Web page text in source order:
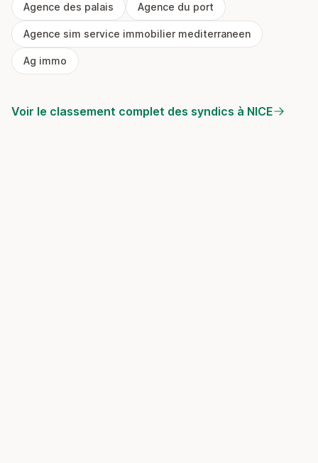
Agence des palais Agence du port
Agence sim service immobilier mediterraneen
Ag immo
Voir le classement complet des syndics à NICE